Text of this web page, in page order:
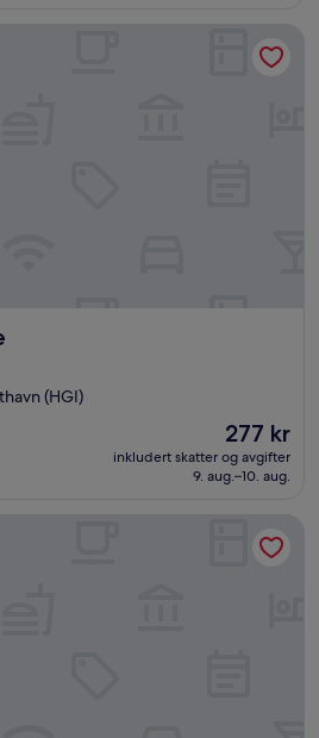
(HGI)
Prisen
277 kr
277 kr
inkludert skatter og avgifter
9. aug.–10. aug.